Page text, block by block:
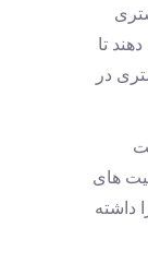
تا
در
های
داشته